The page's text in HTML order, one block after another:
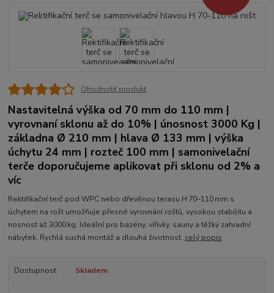
Ohodnotit produkt
Nastavitelná výška od 70 mm do 110 mm |
vyrovnaní sklonu až do 10% | únosnost 3000 Kg |
základna Ø 210 mm | hlava Ø 133 mm | výška
úchytu 24 mm | rozteč 100 mm | samonivelační
terče doporučujeme aplikovat při sklonu od 2% a
víc
Rektifikační terč pod WPC nebo dřevěnou terasu H 70–110 mm s
úchytem na rošt umožňuje přesné vyrovnání roštů, vysokou stabilitu a
nosnost až 3000 kg. Ideální pro bazény, vířivky, sauny a těžký zahradní
nábytek. Rychlá suchá montáž a dlouhá životnost. celý popis
Dostupnost Skladem